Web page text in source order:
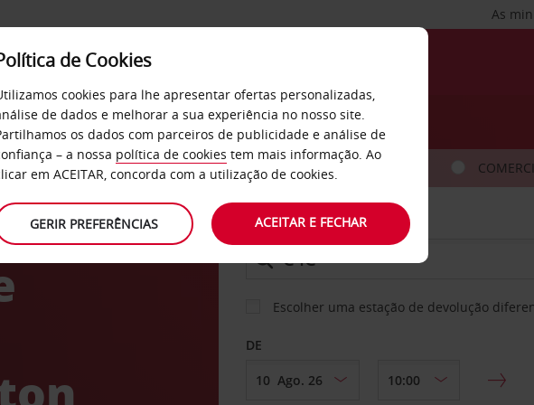
As
SERVIÇOS EMPRESAS
CARRO
LEVANTAR EM
Escolher uma estação de devolução
DE
de Cookies
cookies para lhe apresentar ofertas personalizadas,
de dados e melhorar a sua experiência no nosso site.
os dados com parceiros de publicidade e análise de
– a nossa política de cookies tem mais informação. Ao
em ACEITAR, concorda com a utilização de cookies.
GERIR PREFERÊNCIAS ACEITAR E FECHAR